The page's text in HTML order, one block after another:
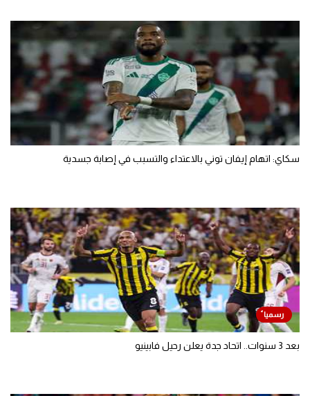
سكاي: اتهام إيفان توني بالاعتداء والتسبب في إصابة جسدية
بعد 3 سنوات.. اتحاد جدة يعلن رحيل فابينيو